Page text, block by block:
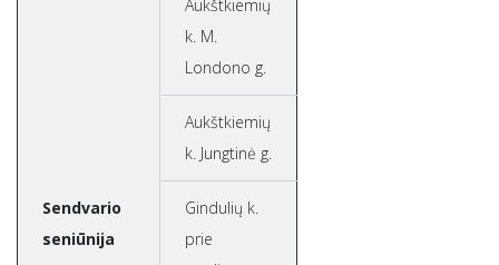
Sendvario
seniūnija
Aukštkiemių
k. M.
Londono g.
Aukštkiemių
k. Jungtinė g.
Gindulių k.
prie